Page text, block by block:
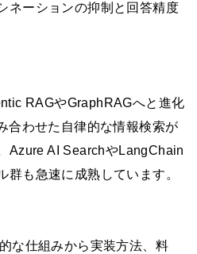
ネーションの抑制と回答精度
RAGやGraphRAGへと進化
合わせた自律的な情報検索が
Azure AI SearchやLangChain
群も急速に成熟しています。
な仕組みから実装方法、料